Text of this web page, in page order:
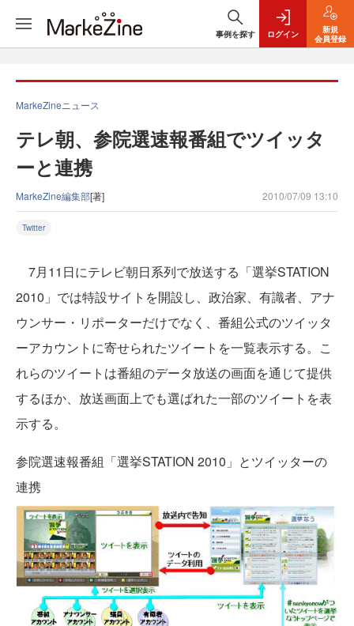
事例を探す ログイン
新規
会員登録
MarkeZineニュース
テレ朝、参院選速報番組でツイッタ
ーと連携
MarkeZine編集部[著] 2010/07/09 13:10
Twitter
7月11日にテレビ朝日系列で放送する「選挙STATION
2010」では特設サイトを開設し、政治家、有識者、アナ
ウンサー・リポーターだけでなく、番組公式のツイッタ
ーアカウントに寄せられたツイートを一覧表示する。こ
れらのツイートは番組のデータ放送の画面を通じて提供
するほか、放送画面上でも選ばれた一部のツイートを表
示する。
参院選速報番組「選挙STATION 2010」とツイッターの
連携